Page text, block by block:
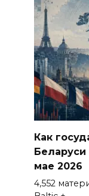
Как
Беларуси
мае 2026
4,552